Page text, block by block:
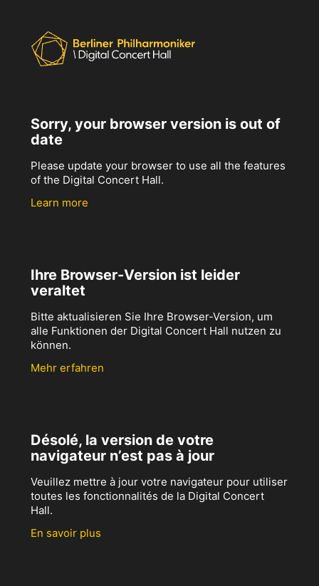
Sorry, your browser version is out of
date
Please update your browser to use all the features
of the Digital Concert Hall.
Learn more
Ihre Browser-Version ist leider
veraltet
Bitte aktualisieren Sie Ihre Browser-Version, um
alle Funktionen der Digital Concert Hall nutzen zu
können.
Mehr erfahren
Désolé, la version de votre
navigateur n’est pas à jour
Veuillez mettre à jour votre navigateur pour utiliser
toutes les fonctionnalités de la Digital Concert
Hall.
En savoir plus